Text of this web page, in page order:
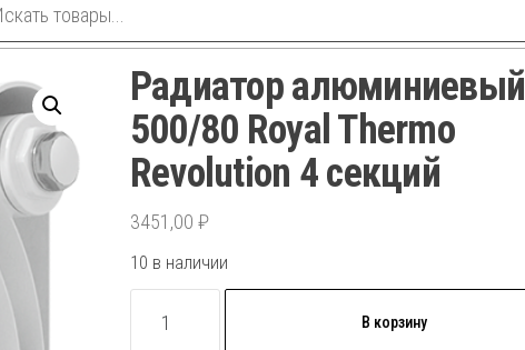
Радиатор алюминиевый
500/80 Royal Thermo
Revolution 4 секций
3451,00 ₽
10 в наличии
товара
В корзину